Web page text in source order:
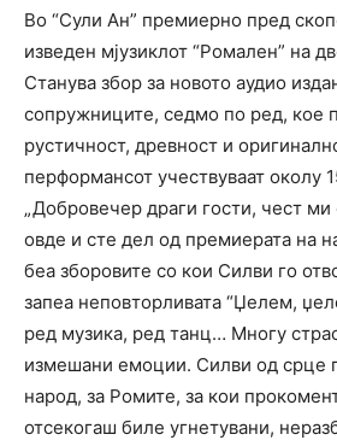
Во “Сули Ан” премиерно пред
изведен мјузиклот “Ромален” на
Станува збор за новото аудио
сопружниците, седмо по ред, кое
рустичност, древност и
перформансот учествуваат околу
„Добровечер драги гости, чест
овде и сте дел од премиерата на
беа зборовите со кои Силви го
запеа неповторливата “Џелем,
ред музика, ред танц… Многу
измешани емоции. Силви од срце
народ, за Ромите, за кои
отсекогаш биле угнетувани,